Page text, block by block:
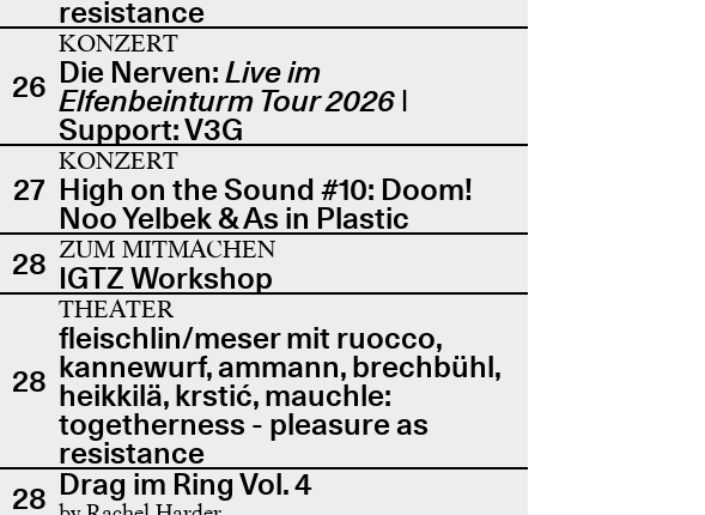
resistance
26
KONZERT
Die Nerven:Live im
Elfenbeinturm Tour 2026 |
Support: V3G
27
KONZERT
High on the Sound #10: Doom!
Noo Yelbek & As in Plastic
28 ZUM MITMACHEN
IGTZ Workshop
28
THEATER
fleischlin/meser mit ruocco,
kannewurf, ammann, brechbühl,
heikkilä, krstić, mauchle:
togetherness - pleasure as
resistance
28 Drag im Ring Vol. 4